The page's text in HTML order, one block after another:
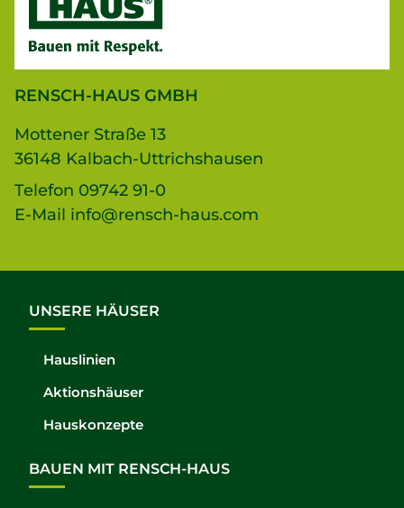
RENSCH-HAUS GMBH
Mottener Straße 13
36148 Kalbach-Uttrichshausen
Telefon 09742 91-0
E-Mail info@rensch-haus.com
UNSERE HÄUSER
Hauslinien
Aktionshäuser
Hauskonzepte
BAUEN MIT RENSCH-HAUS